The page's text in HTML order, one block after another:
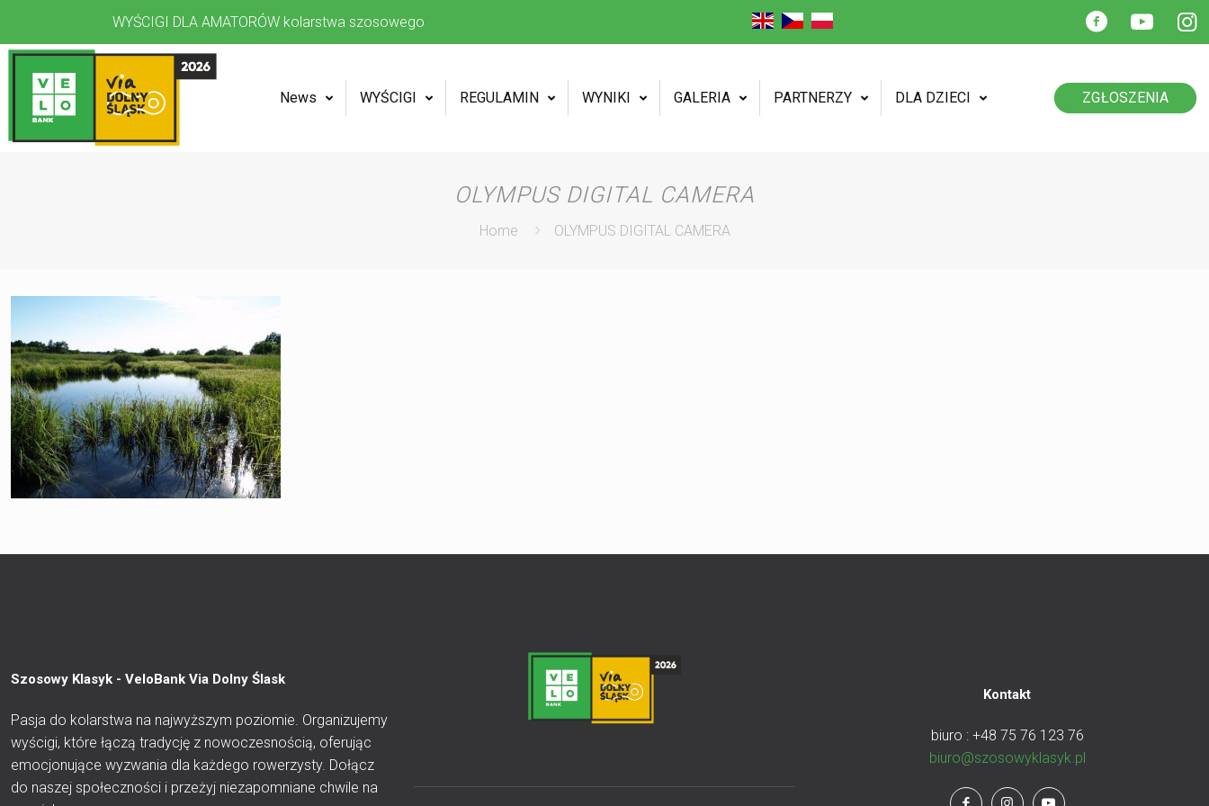
WYŚCIGI DLA AMATORÓW kolarstwa szosowego
News WYŚCIGI REGULAMIN WYNIKI GALERIA PARTNERZY DLA DZIECI ZGŁOSZENIA
OLYMPUS DIGITAL CAMERA
Home OLYMPUS DIGITAL CAMERA
Szosowy Klasyk - VeloBank Via Dolny Ślask
Pasja do kolarstwa na najwyższym poziomie. Organizujemy
wyścigi, które łączą tradycję z nowoczesnością, oferując
emocjonujące wyzwania dla każdego rowerzysty. Dołącz
do naszej społeczności i przeżyj niezapomniane chwile na
Kontakt
biuro : +48 75 76 123 76
biuro@szosowyklasyk.pl